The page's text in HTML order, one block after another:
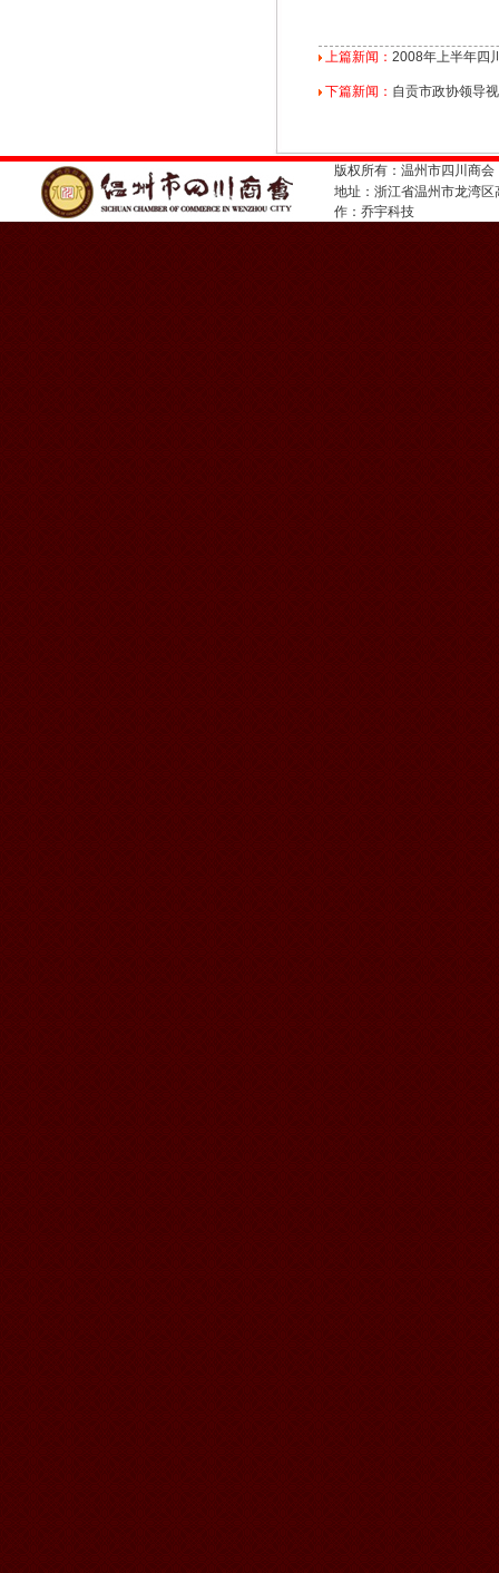
上篇新闻： 2008年上半年四
下篇新闻： 自贡市政协领导
版权所有：温州市四川商
地址：浙江省温州市龙湾
作： 乔宇科技